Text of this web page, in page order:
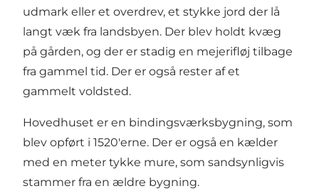
udmark eller et overdrev, et stykke jord der lå
langt væk fra landsbyen. Der blev holdt kvæg
på gården, og der er stadig en mejerifløj tilbage
fra gammel tid. Der er også rester af et
gammelt voldsted.
Hovedhuset er en bindingsværksbygning, som
blev opført i 1520'erne. Der er også en kælder
med en meter tykke mure, som sandsynligvis
stammer fra en ældre bygning.